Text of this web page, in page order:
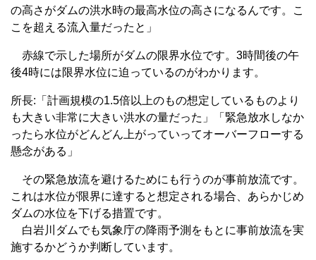
の高さがダムの洪水時の最高水位の高さになるんです。こ
こを超える流入量だったと」
赤線で示した場所がダムの限界水位です。3時間後の午
後4時には限界水位に迫っているのがわかります。
所長:「計画規模の1.5倍以上のもの想定しているものより
も大きい非常に大きい洪水の量だった」「緊急放水しなか
ったら水位がどんどん上がっていってオーバーフローする
懸念がある」
その緊急放流を避けるためにも行うのが事前放流です。
これは水位が限界に達すると想定される場合、あらかじめ
ダムの水位を下げる措置です。
白岩川ダムでも気象庁の降雨予測をもとに事前放流を実
施するかどうか判断しています。